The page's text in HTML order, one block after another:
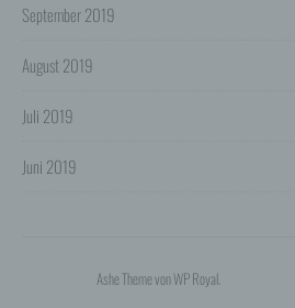
September 2019
August 2019
Juli 2019
Juni 2019
Ashe Theme vonWP Royal.
zu erfüllen (z.B. Adressmitteilung
Bei der Kontaktaufnahme mit uns
oder Email) werden die Angaben
Anschlussfragen entstehen,
Löschung keine
Serverlogfiles). Zu den